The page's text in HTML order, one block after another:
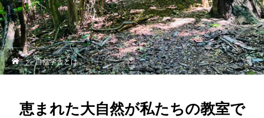
自然学舎とは
恵まれた大自然が私たちの教室で